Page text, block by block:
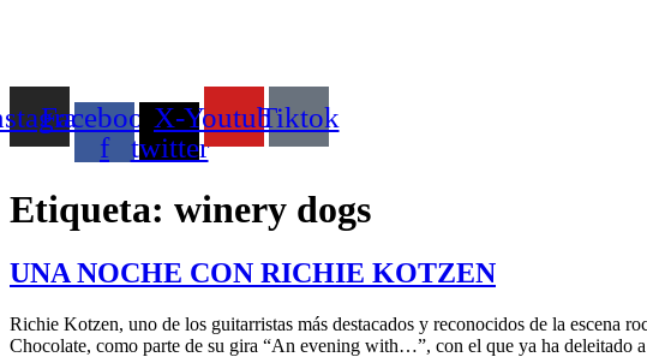
Facebook-
f
X-
twitter
YoutubeTiktok
Etiqueta: winery dogs
UNA NOCHE CON RICHIE KOTZEN
Richie Kotzen, uno de los guitarristas más destacados y reconocidos de la escena
Chocolate, como parte de su gira “An evening with…”, con el que ya ha deleitado